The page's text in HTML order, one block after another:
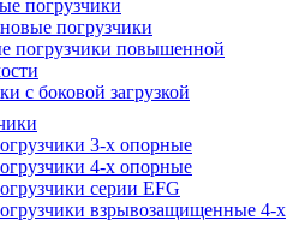
погрузчики
погрузчики
погрузчики повышенной
с боковой загрузкой
3-х опорные
4-х опорные
серии EFG
взрывозащищенные 4-х